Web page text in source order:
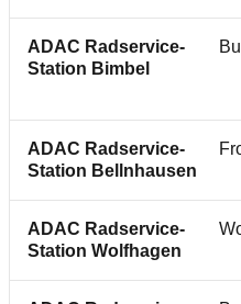
ADAC Radservice-
Station Bimbel
ADAC Radservice-
Station Bellnhausen
ADAC Radservice-
Station Wolfhagen